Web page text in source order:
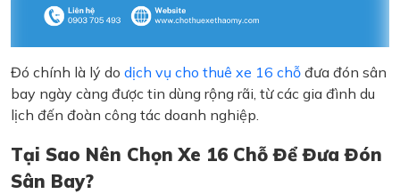
Đó chính là lý do dịch vụ cho thuê xe 16 chỗ đưa đón sân
bay ngày càng được tin dùng rộng rãi, từ các gia đình du
lịch đến đoàn công tác doanh nghiệp.
Tại Sao Nên Chọn Xe 16 Chỗ Để Đưa Đón
Sân Bay?